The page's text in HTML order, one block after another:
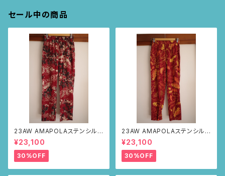
セール中の商品
23AW AMAPOLAステンシルパ
ンツ(ボルドー・サボテンの山道
柄)
¥23,100
30%OFF
23AW AMAPOLAステンシルパ
ンツ(ボルドー・リーフ柄)
¥23,100
30%OFF